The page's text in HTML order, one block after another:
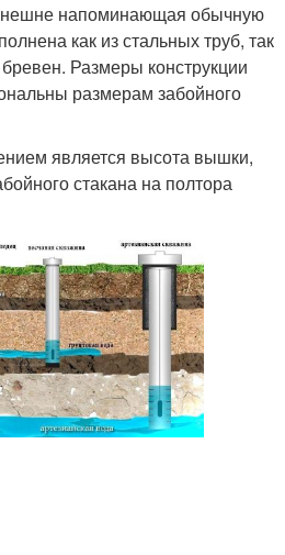
напоминающая обычную
как из стальных труб, так
Размеры конструкции
размерам забойного
является высота вышки,
стакана на полтора